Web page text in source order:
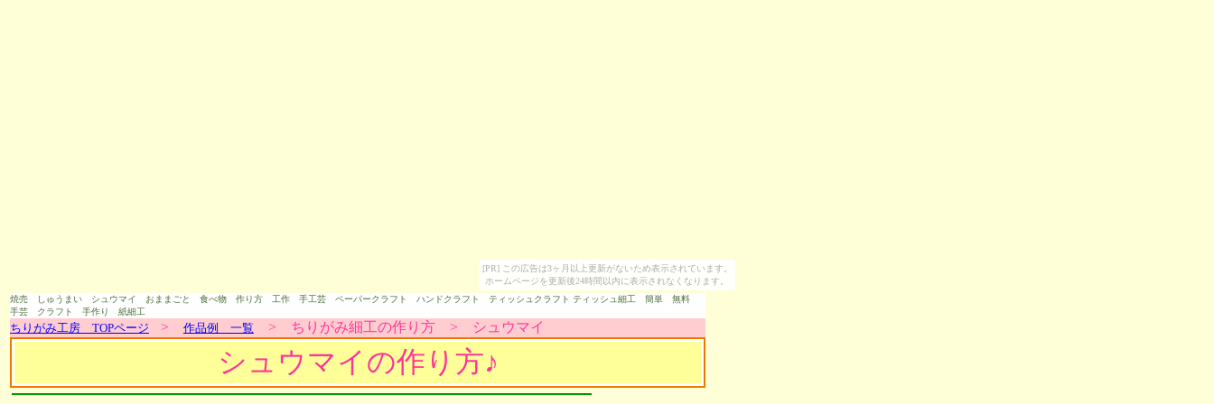
[PR] この広告は3ヶ月以上更新がないため表示されています。
ホームページを更新後24時間以内に表示されなくなります。
焼売 しゅうまい シュウマイ おままごと 食べ物 作り方 工作 手工芸 ペーパークラフト ハンドクラフト ティッシュクラフト ティッシュ細工 簡単 無料
手芸 クラフト 手作り 紙細工
ちりがみ工房 TOPページ > 作品例 一覧 > ちりがみ細工の作り方 > シュウマイ
シュウマイの作り方♪